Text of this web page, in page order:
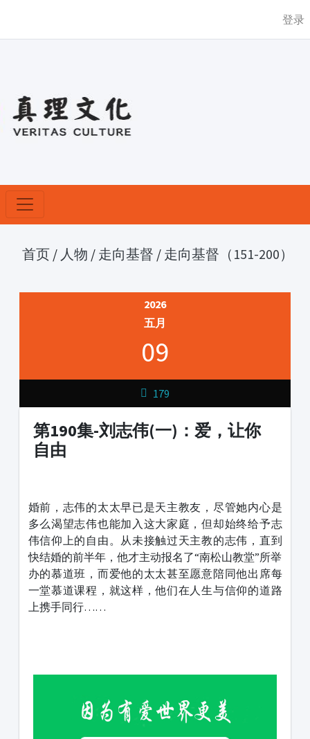
登录
首页 / 人物 / 走向基督 / 走向基督（151-200）
2026
五月
09
179
第190集-刘志伟(一)：爱，让你
自由
婚前，志伟的太太早已是天主教友，尽管她内心是
多么渴望志伟也能加入这大家庭，但却始终给予志
伟信仰上的自由。从未接触过天主教的志伟，直到
快结婚的前半年，他才主动报名了“南松山教堂”所举
办的慕道班，而爱他的太太甚至愿意陪同他出席每
一堂慕道课程，就这样，他们在人生与信仰的道路
上携手同行……